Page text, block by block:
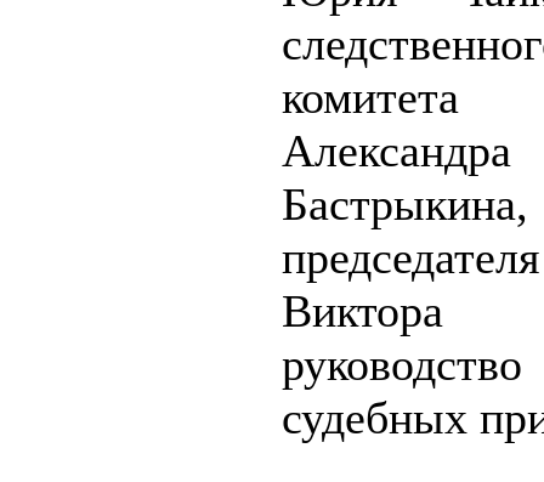
Александра
Бастрыкина,
Виктора
судебных